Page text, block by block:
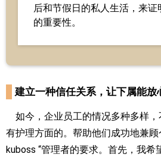
后和节假日的私人生活，来
的重要性。
建立一种信任关系，让下属能放
如今，企业员工的情况多种多样
有护理方面的。帮助他们成功地兼
kuboss “管理者的要求。首先，我